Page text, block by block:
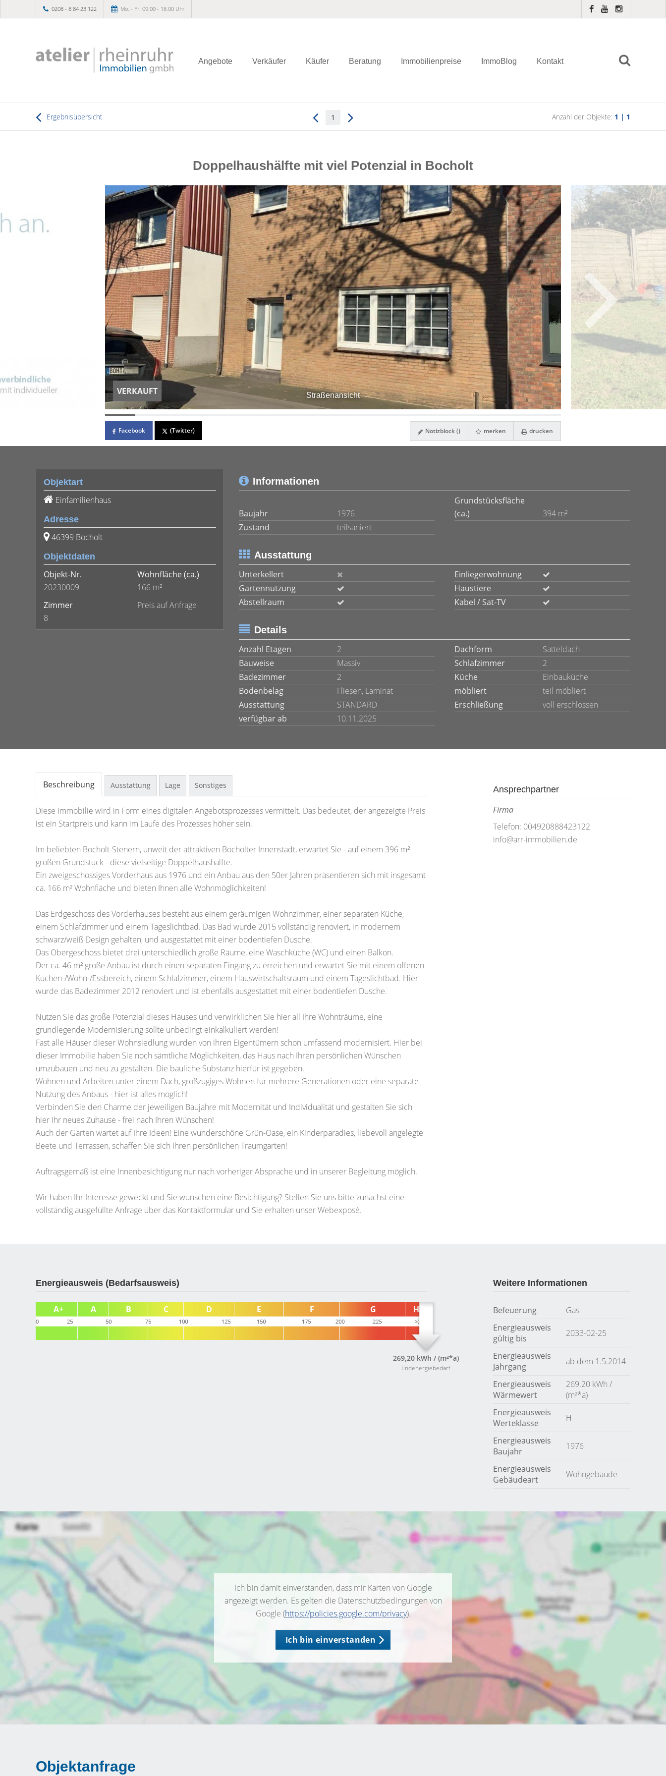
0208 - 8 84 23 122 Mo. - Fr. 09.00 - 18.00 Uhr
Angebote Verkäufer Käufer Beratung Immobilienpreise ImmoBlog Kontakt
Ergebnisübersicht 1 Anzahl der Objekte: 1 | 1
Doppelhaushälfte mit viel Potenzial in Bocholt
Straßenansicht
VERKAUFT
Facebook (Twitter) Notizblock () merken drucken
Objektart
Einfamilienhaus
Adresse
46399 Bocholt
Objektdaten
Objekt-Nr.
20230009
Wohnfläche (ca.)
166 m²
Zimmer
8
Preis auf Anfrage
Informationen
Baujahr 1976
Grundstücksfläche
(ca.)
394 m²
Zustand
teilsaniert
Ausstattung
Unterkellert
Einliegerwohnung
Gartennutzung
Haustiere
Abstellraum
Kabel / Sat-TV
Details
Anzahl Etagen
2 Dachform
Satteldach
Bauweise
Massiv Schlafzimmer
2
Badezimmer
2 Küche
Einbauküche
Bodenbelag
Fliesen, Laminat möbliert
teil möbliert
Ausstattung
STANDARD Erschließung
voll erschlossen
verfügbar ab
10.11.2025
Beschreibung Ausstattung Lage Sonstiges
Diese Immobilie wird in Form eines digitalen Angebotsprozesses vermittelt. Das bedeutet, der angezeigte Preis
ist ein Startpreis und kann im Laufe des Prozesses höher sein.
Im beliebten Bocholt-Stenern, unweit der attraktiven Bocholter Innenstadt, erwartet Sie - auf einem 396 m²
großen Grundstück - diese vielseitige Doppelhaushälfte.
Ein zweigeschossiges Vorderhaus aus 1976 und ein Anbau aus den 50er Jahren präsentieren sich mit insgesamt
ca. 166 m² Wohnfläche und bieten Ihnen alle Wohnmöglichkeiten!
Das Erdgeschoss des Vorderhauses besteht aus einem geräumigen Wohnzimmer, einer separaten Küche,
einem Schlafzimmer und einem Tageslichtbad. Das Bad wurde 2015 vollständig renoviert, in modernem
schwarz/weiß Design gehalten, und ausgestattet mit einer bodentiefen Dusche.
Das Obergeschoss bietet drei unterschiedlich große Räume, eine Waschküche (WC) und einen Balkon.
Der ca. 46 m² große Anbau ist durch einen separaten Eingang zu erreichen und erwartet Sie mit einem offenen
Küchen-/Wohn-/Essbereich, einem Schlafzimmer, einem Hauswirtschaftsraum und einem Tageslichtbad. Hier
wurde das Badezimmer 2012 renoviert und ist ebenfalls ausgestattet mit einer bodentiefen Dusche.
Nutzen Sie das große Potenzial dieses Hauses und verwirklichen Sie hier all Ihre Wohnträume, eine
grundlegende Modernisierung sollte unbedingt einkalkuliert werden!
Fast alle Häuser dieser Wohnsiedlung wurden von ihren Eigentümern schon umfassend modernisiert. Hier bei
dieser Immobilie haben Sie noch sämtliche Möglichkeiten, das Haus nach Ihren persönlichen Wünschen
umzubauen und neu zu gestalten. Die bauliche Substanz hierfür ist gegeben.
Wohnen und Arbeiten unter einem Dach, großzügiges Wohnen für mehrere Generationen oder eine separate
Nutzung des Anbaus - hier ist alles möglich!
Verbinden Sie den Charme der jeweiligen Baujahre mit Modernität und Individualität und gestalten Sie sich
hier Ihr neues Zuhause - frei nach Ihren Wünschen!
Auch der Garten wartet auf Ihre Ideen! Eine wunderschöne Grün-Oase, ein Kinderparadies, liebevoll angelegte
Beete und Terrassen, schaffen Sie sich Ihren persönlichen Traumgarten!
Auftragsgemäß ist eine Innenbesichtigung nur nach vorheriger Absprache und in unserer Begleitung möglich.
Wir haben Ihr Interesse geweckt und Sie wünschen eine Besichtigung? Stellen Sie uns bitte zunächst eine
vollständig ausgefüllte Anfrage über das Kontaktformular und Sie erhalten unser Webexposé.
Ansprechpartner
Firma
Telefon: 004920888423122
info@arr-immobilien.de
Energieausweis (Bedarfsausweis)
269,20 kWh / (m²*a)
Endenergiebedarf
Weitere Informationen
Befeuerung
Gas
Energieausweis
gültig bis
2033-02-25
Energieausweis
Jahrgang
ab dem 1.5.2014
Energieausweis
Wärmewert
269.20 kWh /
(m²*a)
Energieausweis
Werteklasse
H
Energieausweis
Baujahr
1976
Energieausweis
Gebäudeart
Wohngebäude
Ich bin damit einverstanden, dass mir Karten von Google
angezeigt werden. Es gelten die Datenschutzbedingungen von
Google (https://policies.google.com/privacy).
Ich bin einverstanden
Objektanfrage